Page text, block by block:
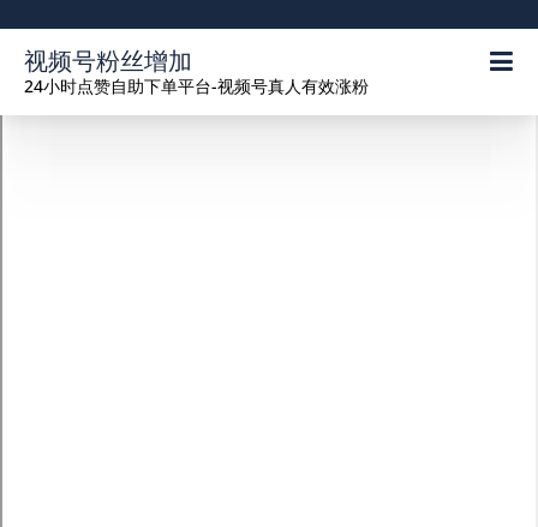
视频号粉丝增加
24小时点赞自助下单平台-视频号真人有效涨粉